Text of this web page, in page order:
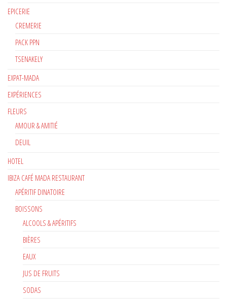
EPICERIE
CREMERIE
PACK PPN
TSENAKELY
EXPAT-MADA
EXPÉRIENCES
FLEURS
AMOUR & AMITIÉ
DEUIL
HOTEL
IBIZA CAFÉ MADA RESTAURANT
APÉRITIF DINATOIRE
BOISSONS
ALCOOLS & APÉRITIFS
BIÈRES
EAUX
JUS DE FRUITS
SODAS